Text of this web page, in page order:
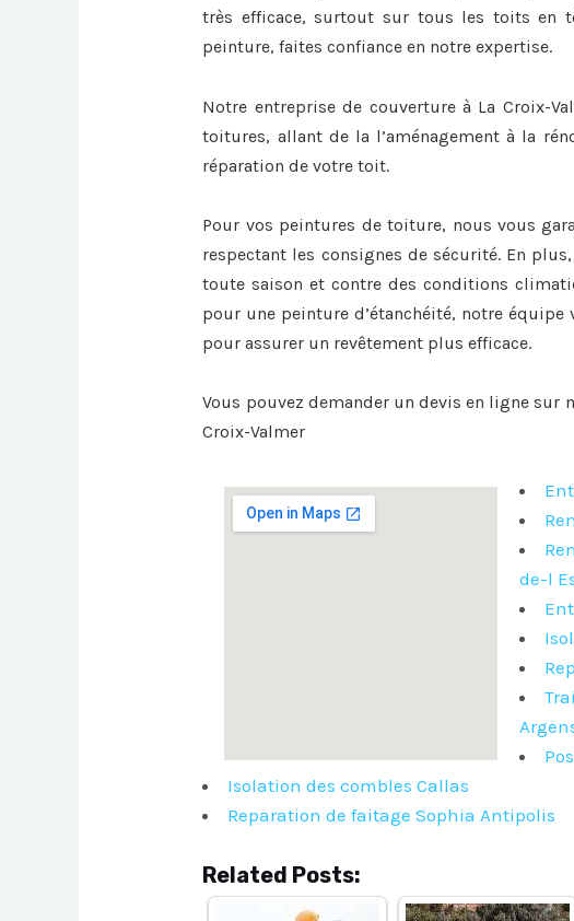
très efficace, surtout sur tous les toits en
peinture, faites confiance en notre expertise.
Notre entreprise de couverture à La Croix-
toitures, allant de la l’aménagement à la
réparation de votre toit.
Pour vos peintures de toiture, nous vous
respectant les consignes de sécurité. En
toute saison et contre des conditions
pour une peinture d’étanchéité, notre équipe
pour assurer un revêtement plus efficace.
Vous pouvez demander un devis en ligne sur
Croix-Valmer
de-l
Isolation des combles Callas
Reparation de faitage Sophia Antipolis
Related Posts: